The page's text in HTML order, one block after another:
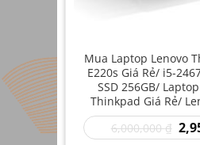
Mua Laptop Lenovo
E220s Giá Rẻ/ i5-
SSD 256GB/
Thinkpad Giá Rẻ/
Tphcm
6,000,000₫ Giá
gốc